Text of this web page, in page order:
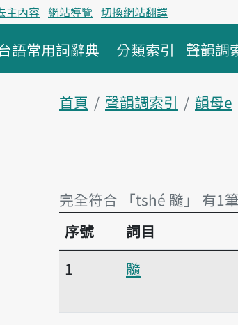
主內容 網站導覽 切換網站翻譯
語常用詞辭典 分類索引 聲韻調
首頁 聲韻調索引 韻母e
完全符合 「tshé 髓」 有1筆
完全符合 「tshé 髓」 有1筆
序號 詞目
1
髓